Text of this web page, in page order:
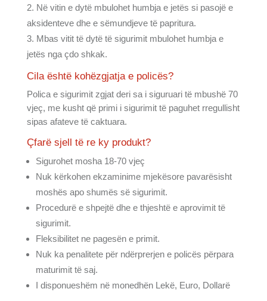
Në vitin e dytë mbulohet humbja e jetës si pasojë e
aksidenteve dhe e sëmundjeve të papritura.
Mbas vitit të dytë të sigurimit mbulohet humbja e
jetës nga çdo shkak.
Cila është kohëzgjatja e policës?
Polica e sigurimit zgjat deri sa i siguruari të mbushë 70
vjeç, me kusht që primi i sigurimit të paguhet rregullisht
sipas afateve të caktuara.
Çfarë sjell të re ky produkt?
Sigurohet mosha 18-70 vjeç
Nuk kërkohen ekzaminime mjekësore pavarësisht
moshës apo shumës së sigurimit.
Procedurë e shpejtë dhe e thjeshtë e aprovimit të
sigurimit.
Fleksibilitet ne pagesën e primit.
Nuk ka penalitete për ndërprerjen e policës përpara
maturimit të saj.
I disponueshëm në monedhën Lekë, Euro, Dollarë